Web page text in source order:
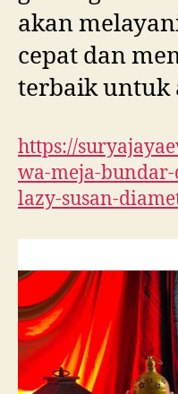
akan
cepat dan
terbaik untuk
https://
wa-meja-
lazy-susan-